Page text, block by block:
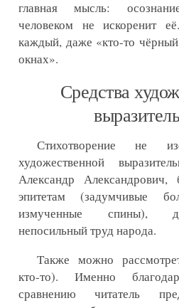
главная мысль:
человеком не искоренит
каждый, даже «кто-то
окнах».
Средства
Стихотворение не
художественной
Александр Александрович,
эпитетам (задумчивые
измученные спины),
непосильный труд народа.
Также можно
кто-то). Именно
сравнению читатель